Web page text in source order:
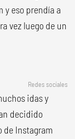
y eso prendía a
vez luego de un
Redes sociales
idas y
decidido
de Instagram